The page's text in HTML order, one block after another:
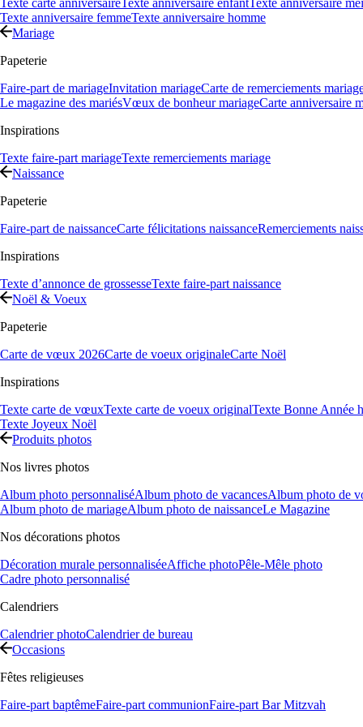
Texte carte anniversaireTexte anniversaire enfantTexte anniversaire
Texte anniversaire femmeTexte anniversaire homme
Mariage
Papeterie
Faire-part de mariageInvitation mariageCarte de remerciements
Le magazine des mariésVœux de bonheur mariageCarte anniversaire
Inspirations
Texte faire-part mariageTexte remerciements mariage
Naissance
Papeterie
Faire-part de naissanceCarte félicitations naissanceRemerciements
Inspirations
Texte d’annonce de grossesseTexte faire-part naissance
Noël & Voeux
Papeterie
Carte de vœux 2026Carte de voeux originaleCarte Noël
Inspirations
Texte carte de vœuxTexte carte de voeux originalTexte Bonne Année
Texte Joyeux Noël
Produits photos
Nos livres photos
Album photo personnaliséAlbum photo de vacancesAlbum photo de
Album photo de mariageAlbum photo de naissanceLe Magazine
Nos décorations photos
Décoration murale personnaliséeAffiche photoPêle-Mêle photo
Cadre photo personnalisé
Calendriers
Calendrier photoCalendrier de bureau
Occasions
Fêtes religieuses
Faire-part baptêmeFaire-part communionFaire-part Bar Mitzvah